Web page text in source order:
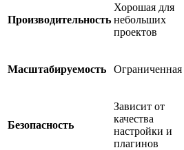
Производительность
Хорошая для
небольших
проектов
Масштабируемость Ограниченная
Безопасность
Зависит от
качества
настройки и
плагинов